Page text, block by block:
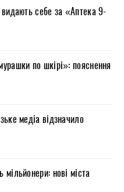
себе за «Аптека 9-
по шкірі»: пояснення
медіа відзначило
мільйонери: нові міста